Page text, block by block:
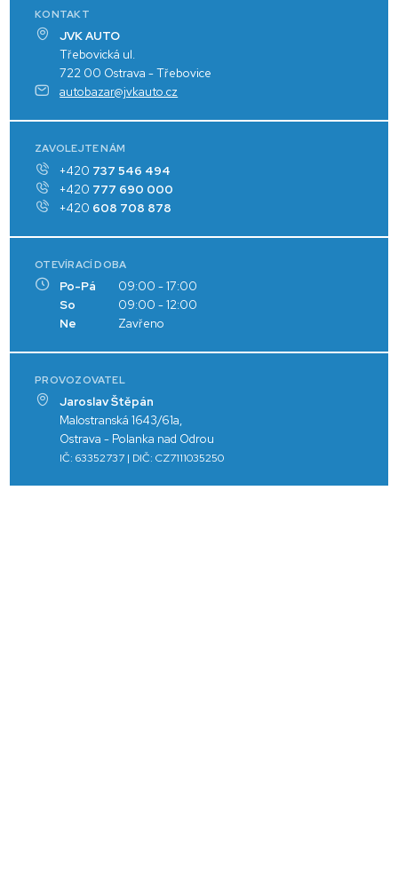
KONTAKT
JVK AUTO
Třebovická ul.
722 00 Ostrava - Třebovice
autobazar@jvkauto.cz
ZAVOLEJTE NÁM
+420 737 546 494
+420 777 690 000
+420 608 708 878
OTEVÍRACÍ DOBA
Po-Pá
09:00 - 17:00
So
09:00 - 12:00
Ne
Zavřeno
PROVOZOVATEL
Jaroslav Štěpán
Malostranská 1643/61a,
Ostrava - Polanka nad Odrou
IČ: 63352737 | DIČ: CZ7111035250